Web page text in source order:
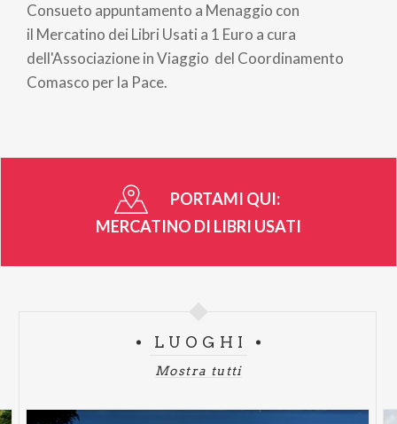
pane
Consueto appuntamento a Menaggio con
il Mercatino dei Libri Usati a 1 Euro a cura
dell'Associazione in Viaggio del Coordinamento
Comasco per la Pace.
PORTAMI QUI:
MERCATINO DI LIBRI USATI
LUOGHI
Mostra tutti